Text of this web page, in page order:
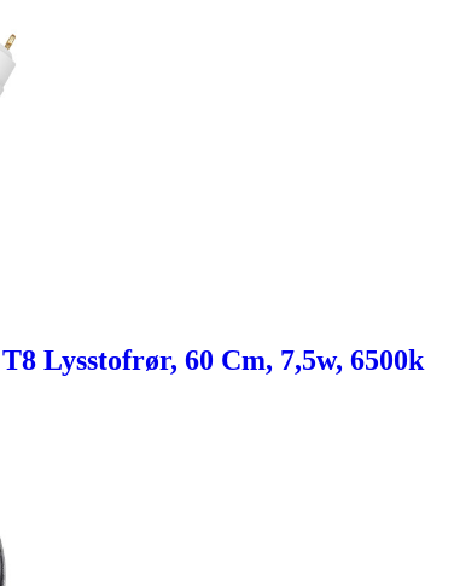
Lysstofrør, 60 Cm, 7,5w, 6500k